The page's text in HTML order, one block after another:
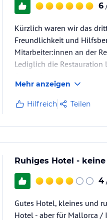
6
Kürzlich waren wir das
Freundlichkeit und
Mitarbeiter:innen an der
Lediglich die Restauration
Ingrid und Hans Heister
Mehr anzeigen
Hilfreich Teilen
Ruhiges Hotel - keine
4
Gutes Hotel, kleines und
Hotel - aber für Mallorca /